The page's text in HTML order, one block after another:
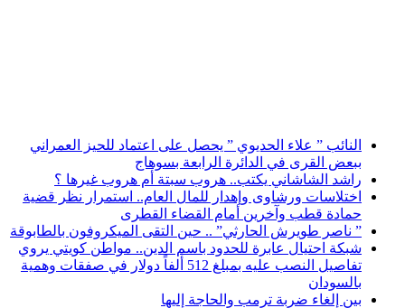
النائب ” علاء الحديوي ” يحصل على اعتماد للحيز العمراني
ببعض القرى في الدائرة الرابعة بسوهاج
راشد الشاشاني يكتب.. هروب سبتة أم هروب غيرها ؟
اختلاسات ورشاوى وإهدار للمال العام.. استمرار نظر قضية
حمادة قطب وآخرين أمام القضاء القطرى
” ناصر طويرش الحارثي” .. حين التقى الميكروفون بالطابوقة
شبكة احتيال عابرة للحدود باسم الدين.. مواطن كويتي يروي
تفاصيل النصب عليه بمبلغ 512 ألفاً دولار في صفقات وهمية
بالسودان
بين إلغاء ضربة ترمب والحاجة إليها